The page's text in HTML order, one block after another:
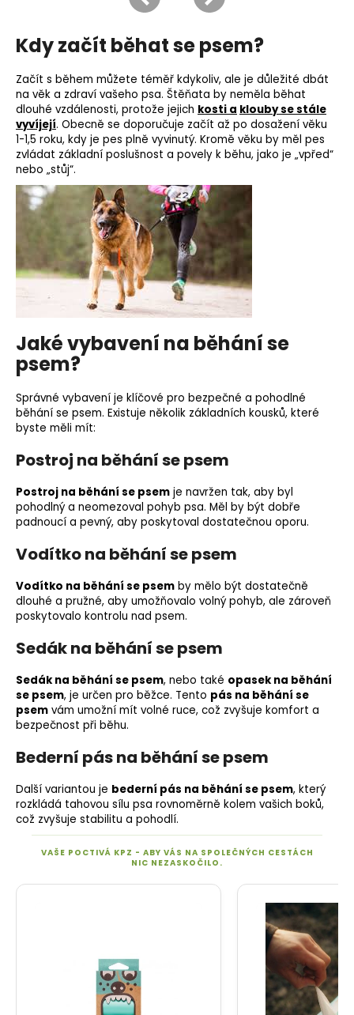
Kdy začít běhat se psem?
Začít s během můžete téměř kdykoliv, ale je důležité dbát
na věk a zdraví vašeho psa. Štěňata by neměla běhat
dlouhé vzdálenosti, protože jejich kosti a klouby se stále
vyvíjejí. Obecně se doporučuje začít až po dosažení věku
1-1,5 roku, kdy je pes plně vyvinutý. Kromě věku by měl pes
zvládat základní poslušnost a povely k běhu, jako je „vpřed“
nebo „stůj“.
Jaké vybavení na běhání se
psem?
Správné vybavení je klíčové pro bezpečné a pohodlné
běhání se psem. Existuje několik základních kousků, které
byste měli mít:
Postroj na běhání se psem
Postroj na běhání se psem je navržen tak, aby byl
pohodlný a neomezoval pohyb psa. Měl by být dobře
padnoucí a pevný, aby poskytoval dostatečnou oporu.
Vodítko na běhání se psem
Vodítko na běhání se psem by mělo být dostatečně
dlouhé a pružné, aby umožňovalo volný pohyb, ale zároveň
poskytovalo kontrolu nad psem.
Sedák na běhání se psem
Sedák na běhání se psem, nebo také opasek na běhání
se psem, je určen pro běžce. Tento pás na běhání se
psem vám umožní mít volné ruce, což zvyšuje komfort a
bezpečnost při běhu.
Bederní pás na běhání se psem
Další variantou je bederní pás na běhání se psem, který
rozkládá tahovou sílu psa rovnoměrně kolem vašich boků,
což zvyšuje stabilitu a pohodlí.